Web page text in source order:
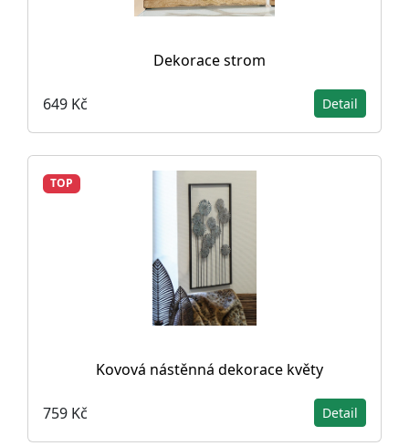
Dekorace strom
649 Kč Detail
TOP
Kovová nástěnná dekorace květy
759 Kč Detail